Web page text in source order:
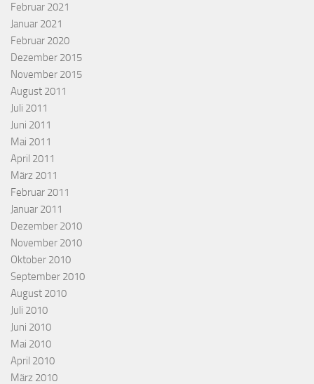
Februar 2021
Januar 2021
Februar 2020
Dezember 2015
November 2015
August 2011
Juli 2011
Juni 2011
Mai 2011
April 2011
März 2011
Februar 2011
Januar 2011
Dezember 2010
November 2010
Oktober 2010
September 2010
August 2010
Juli 2010
Juni 2010
Mai 2010
April 2010
März 2010